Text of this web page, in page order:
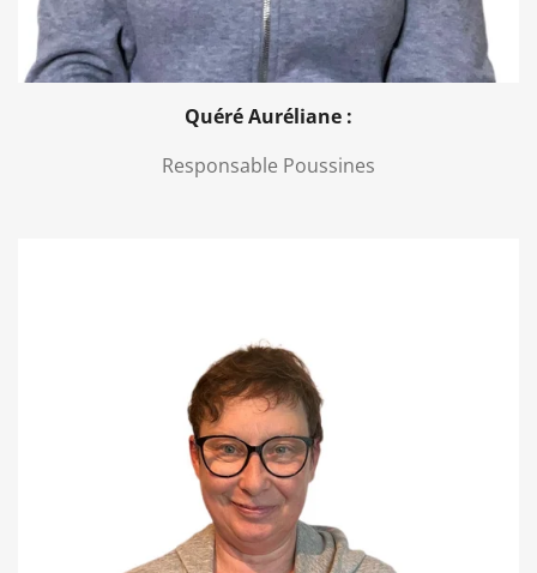
Quéré Auréliane :
Responsable Poussines